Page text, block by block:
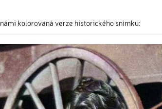
námi kolorovaná verze historického snímku: